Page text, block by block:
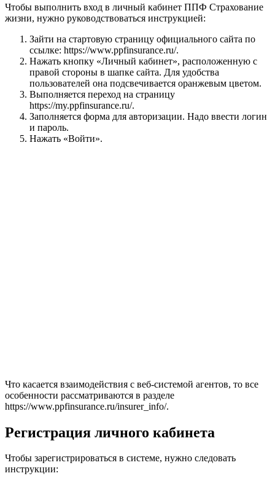
Чтобы выполнить вход в личный кабинет ППФ Страхование
жизни, нужно руководствоваться инструкцией:
Зайти на стартовую страницу официального сайта по
ссылке: https://www.ppfinsurance.ru/.
Нажать кнопку «Личный кабинет», расположенную с
правой стороны в шапке сайта. Для удобства
пользователей она подсвечивается оранжевым цветом.
Выполняется переход на страницу
https://my.ppfinsurance.ru/.
Заполняется форма для авторизации. Надо ввести логин
и пароль.
Нажать «Войти».
Что касается взаимодействия с веб-системой агентов, то все
особенности рассматриваются в разделе
https://www.ppfinsurance.ru/insurer_info/.
Регистрация личного кабинета
Чтобы зарегистрироваться в системе, нужно следовать
инструкции: